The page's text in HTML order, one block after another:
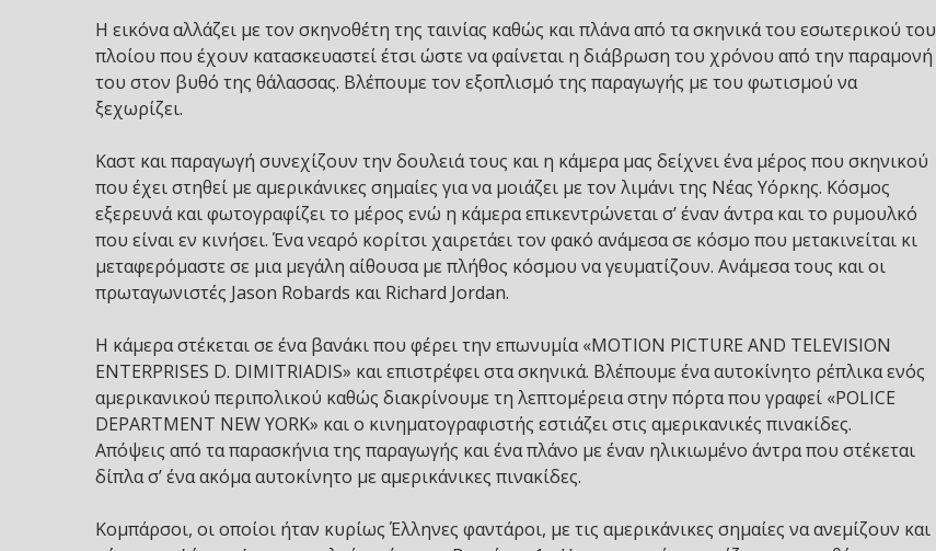
Η εικόνα αλλάζει με τον σκηνοθέτη της ταινίας καθώς και πλάνα από τα σκηνικά του εσωτερικού του
πλοίου που έχουν κατασκευαστεί έτσι ώστε να φαίνεται η διάβρωση του χρόνου από την παραμονή
του στον βυθό της θάλασσας. Βλέπουμε τον εξοπλισμό της παραγωγής με του φωτισμού να
ξεχωρίζει.
Καστ και παραγωγή συνεχίζουν την δουλειά τους και η κάμερα μας δείχνει ένα μέρος που σκηνικού
που έχει στηθεί με αμερικάνικες σημαίες για να μοιάζει με τον λιμάνι της Νέας Υόρκης. Κόσμος
εξερευνά και φωτογραφίζει το μέρος ενώ η κάμερα επικεντρώνεται σ’ έναν άντρα και το ρυμουλκό
που είναι εν κινήσει. Ένα νεαρό κορίτσι χαιρετάει τον φακό ανάμεσα σε κόσμο που μετακινείται κι
μεταφερόμαστε σε μια μεγάλη αίθουσα με πλήθος κόσμου να γευματίζουν. Ανάμεσα τους και οι
πρωταγωνιστές Jason Robards και Richard Jordan.
Η κάμερα στέκεται σε ένα βανάκι που φέρει την επωνυμία «MOTION PICTURE AND TELEVISION
ENTERPRISES D. DIMITRIADIS» και επιστρέφει στα σκηνικά. Βλέπουμε ένα αυτοκίνητο ρέπλικα ενός
αμερικανικού περιπολικού καθώς διακρίνουμε τη λεπτομέρεια στην πόρτα που γραφεί «POLICE
DEPARTMENT NEW YORK» και ο κινηματογραφιστής εστιάζει στις αμερικανικές πινακίδες.
Απόψεις από τα παρασκήνια της παραγωγής και ένα πλάνο με έναν ηλικιωμένο άντρα που στέκεται
δίπλα σ’ ένα ακόμα αυτοκίνητο με αμερικάνικες πινακίδες.
Κομπάρσοι, οι οποίοι ήταν κυρίως Έλληνες φαντάροι, με τις αμερικάνικες σημαίες να ανεμίζουν και